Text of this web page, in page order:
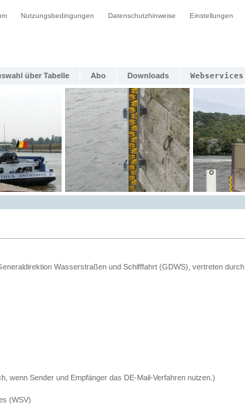
Nutzungsbedingungen Datenschutzhinweise Einstellungen
über Tabelle Abo Downloads Webservices
Wasserstraßen und Schifffahrt (GDWS), vertreten durch
wenn Sender und Empfänger das DE-Mail-Verfahren nutzen.)
(WSV)